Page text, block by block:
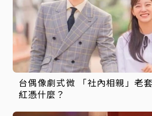
台偶像劇式微 「社內相親」老
紅憑什麼？